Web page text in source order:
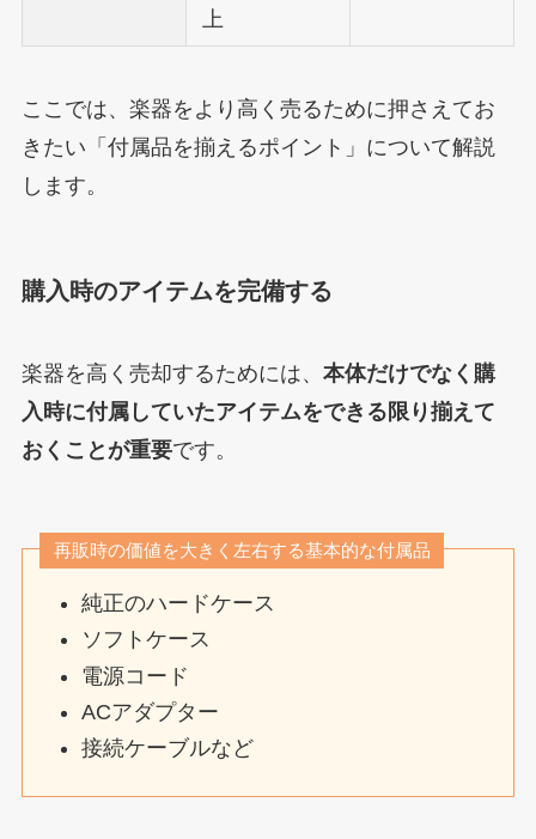
上
ここでは、楽器をより高く売るために押さえてお
きたい「付属品を揃えるポイント」について解説
します。
購入時のアイテムを完備する
楽器を高く売却するためには、 本体だけでなく購
入時に付属していたアイテムをできる限り揃えて
おくことが重要です。
再販時の価値を大きく左右する基本的な付属品
純正のハードケース
ソフトケース
電源コード
ACアダプター
接続ケーブルなど